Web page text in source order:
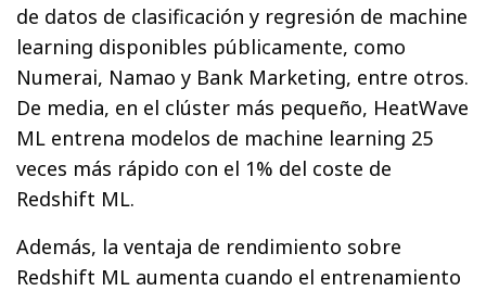
de datos de clasificación y regresión de machine
learning disponibles públicamente, como
Numerai, Namao y Bank Marketing, entre otros.
De media, en el clúster más pequeño, HeatWave
ML entrena modelos de machine learning 25
veces más rápido con el 1% del coste de
Redshift ML.
Además, la ventaja de rendimiento sobre
Redshift ML aumenta cuando el entrenamiento